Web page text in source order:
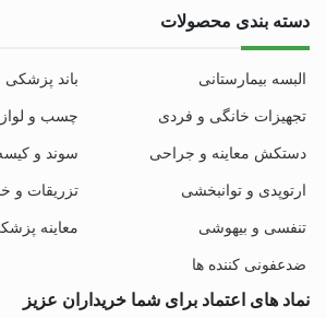
دسته بندی محصولات
البسه بیمارستانی
باند پزشکی
تجهیزات خانگی و فردی
چسب و
دستکش معاینه و جراحی
سوند و کیسه
ارتوپدی و توانبخشی
تزریقات و
تنفسی و بیهوشی
معاینه
ضدعفونی کننده ها
نماد های اعتماد برای شما خریداران عزیز